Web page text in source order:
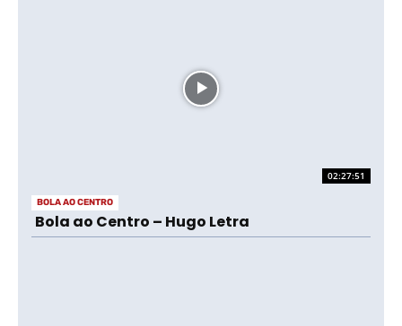
02:27:51
BOLA AO CENTRO
Bola ao Centro – Hugo Letra